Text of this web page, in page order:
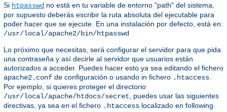
Si htpasswd no está en tu variable de entorno "path" del sistema,
por supuesto deberás escribir la ruta absoluta del ejecutable para
poder hacer que se ejecute. En una instalación por defecto, está en:
/usr/local/apache2/bin/htpasswd
Lo próximo que necesitas, será configurar el servidor para que pida
una contraseña y así decirle al servidor que usuarios están
autorizados a acceder. Puedes hacer esto ya sea editando el fichero
apache2.conf de configuración o usando in fichero .htaccess
Por ejemplo, si quieres proteger el directorio
/usr/local/apache/htdocs/secret , puedes usar las siguientes
directivas, ya sea en el fichero .htaccess localizado en following